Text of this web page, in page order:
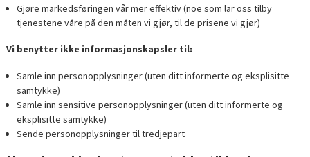
Gjøre markedsføringen vår mer effektiv (noe som lar oss tilby
tjenestene våre på den måten vi gjør, til de prisene vi gjør)
Vi benytter ikke informasjonskapsler til:
Samle inn personopplysninger (uten ditt informerte og eksplisitte
samtykke)
Samle inn sensitive personopplysninger (uten ditt informerte og
eksplisitte samtykke)
Sende personopplysninger til tredjepart